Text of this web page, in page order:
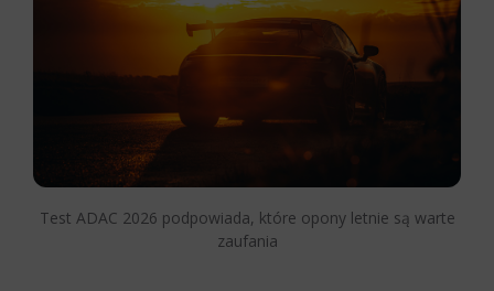
Test ADAC 2026 podpowiada, które opony letnie są warte
zaufania